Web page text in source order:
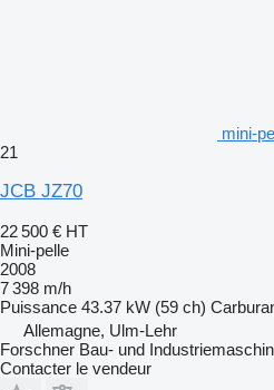
mini-
21
JCB JZ70
22 500 € HT
Mini-pelle
2008
7 398 m/h
Puissance 43.37 kW (59 ch)
Allemagne, Ulm-Lehr
Forschner Bau- und
Contacter le vendeur